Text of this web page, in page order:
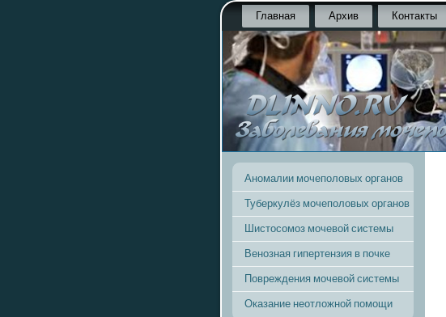
Главная Архив Контакты
Аномалии мочеполовых органов
Туберкулёз мочеполовых органов
Шистосомоз мочевой системы
Венозная гипертензия в почке
Повреждения мочевой системы
Оказание неотложной помощи